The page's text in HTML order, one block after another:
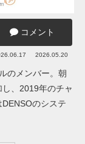
コメント
2026.05.20
のメンバー。朝
、2019年のチャ
のシステ